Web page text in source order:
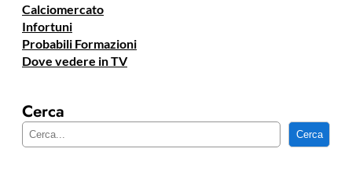
Calciomercato
Infortuni
Probabili Formazioni
Dove vedere in TV
Cerca
e
Cerca